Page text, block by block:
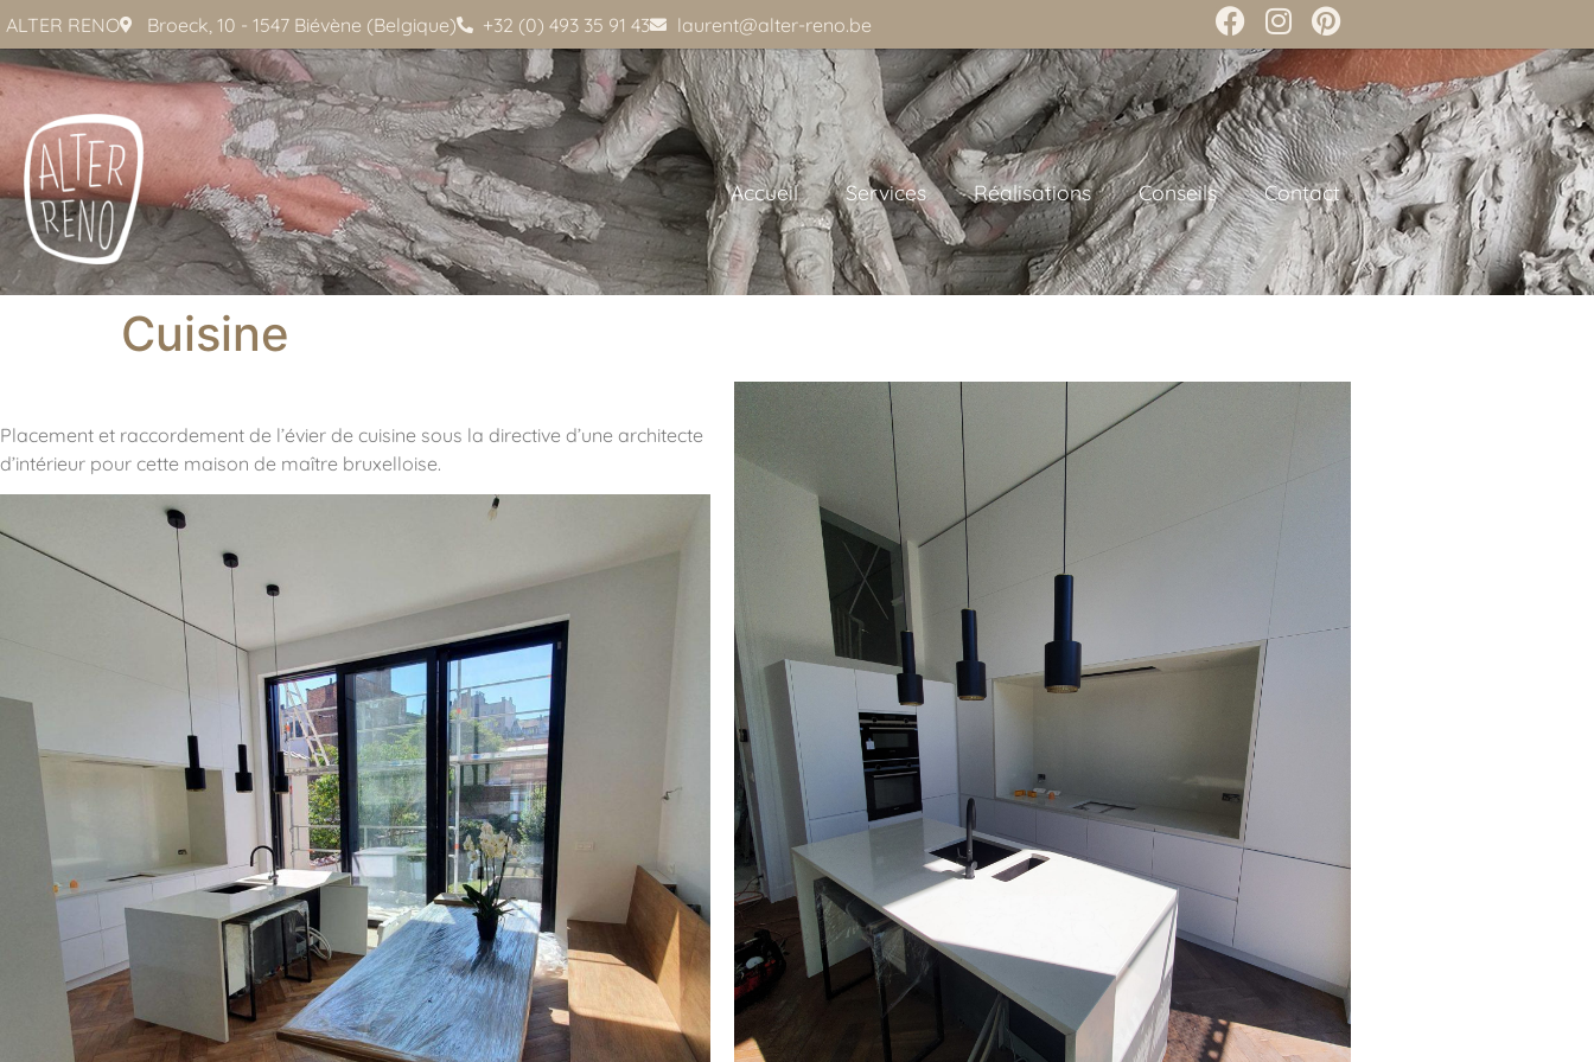
ALTER RENO Broeck, 10 - 1547 Biévène (Belgique) +32 (0) 493 35 91 43 laurent@alter-reno.be
Accueil Services Réalisations Conseils Contact
Cuisine
Placement et raccordement de l’évier de cuisine sous la directive d’une architecte
d’intérieur pour cette maison de maître bruxelloise.